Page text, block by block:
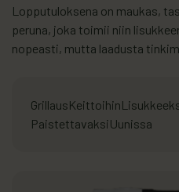
Lopputuloksena on maukas,
peruna, joka toimii niin
nopeasti, mutta laadusta
GrillausKeittoihin
PaistettavaksiUunissa